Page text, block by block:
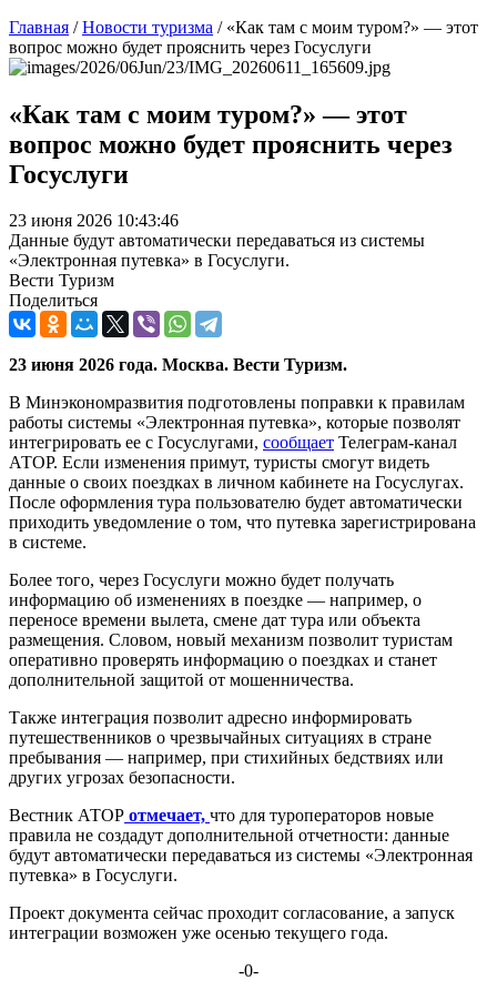
Главная /Новости туризма / «Как там с моим туром?» — этот
вопрос можно будет прояснить через Госуслуги
«Как там с моим туром?» — этот
вопрос можно будет прояснить через
Госуслуги
23 июня 2026 10:43:46
Данные будут автоматически передаваться из системы
«Электронная путевка» в Госуслуги.
Вести Туризм
Поделиться
23 июня 2026 года. Москва. Вести Туризм.
В Минэкономразвития подготовлены поправки к правилам
работы системы «Электронная путевка», которые позволят
интегрировать ее с Госуслугами, сообщает Телеграм-канал
АТОР. Если изменения примут, туристы смогут видеть
данные о своих поездках в личном кабинете на Госуслугах.
После оформления тура пользователю будет автоматически
приходить уведомление о том, что путевка зарегистрирована
в системе.
Более того, через Госуслуги можно будет получать
информацию об изменениях в поездке — например, о
переносе времени вылета, смене дат тура или объекта
размещения. Словом, новый механизм позволит туристам
оперативно проверять информацию о поездках и станет
дополнительной защитой от мошенничества.
Также интеграция позволит адресно информировать
путешественников о чрезвычайных ситуациях в стране
пребывания — например, при стихийных бедствиях или
других угрозах безопасности.
Вестник АТОР отмечает, что для туроператоров новые
правила не создадут дополнительной отчетности: данные
будут автоматически передаваться из системы «Электронная
путевка» в Госуслуги.
Проект документа сейчас проходит согласование, а запуск
интеграции возможен уже осенью текущего года.
-0-